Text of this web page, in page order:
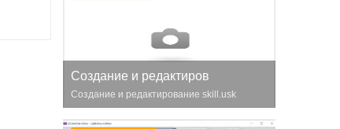
Создание и редактиров
Создание и редактирование skill.usk
Lineage 2 - Interlude